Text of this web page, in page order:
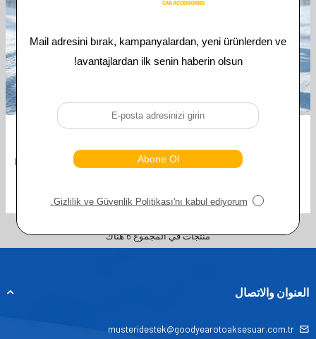
GOODYEAR
جوارب جوديير سنو مقاس M (مع هدية)
867,00
TL
GOODYEAR
جوارب جوديير سنو مقاس XS (مع هدية)
867,00
TL
منتجات في المجموع6هناك
العنوان والاتصال
musteridestek@goodyearotoaksesuar.com.tr